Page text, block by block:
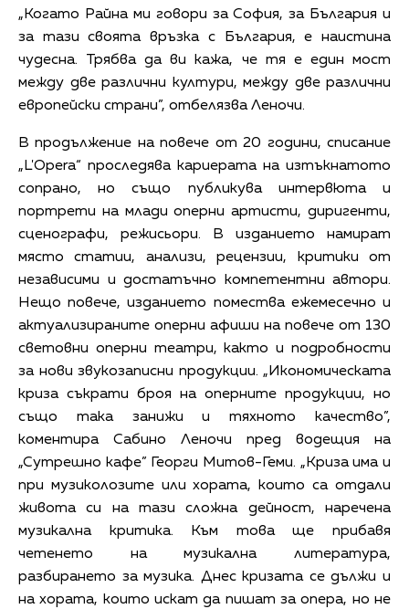
„Когато Райна ми говори за София, за България и
за тази своята връзка с България, е наистина
чудесна. Трябва да ви кажа, че тя е един мост
между две различни култури, между две различни
европейски страни”, отбелязва Леночи.
В продължение на повече от 20 години, списание
„L'Opera“ проследява кариерата на изтъкнатото
сопрано, но също публикува интервюта и
портрети на млади оперни артисти, диригенти,
сценографи, режисьори. В изданието намират
място статии, анализи, рецензии, критики от
независими и достатъчно компетентни автори.
Нещо повече, изданието помества ежемесечно и
актуализираните оперни афиши на повече от 130
световни оперни театри, както и подробности
за нови звукозаписни продукции. „Икономическата
криза съкрати броя на оперните продукции, но
също така занижи и тяхното качество”,
коментира Сабино Леночи пред водещия на
„Сутрешно кафе” Георги Митов-Геми. „Криза има и
при музиколозите или хората, които са отдали
живота си на тази сложна дейност, наречена
музикална критика. Към това ще прибавя
четенето на музикална литература,
разбирането за музика. Днес кризата се дължи и
на хората, които искат да пишат за опера, но не